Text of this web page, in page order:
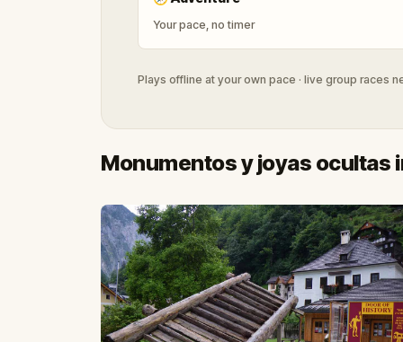
Your pace, no timer
Plays offline at your own pace · live group races
Monumentos y joyas ocultas